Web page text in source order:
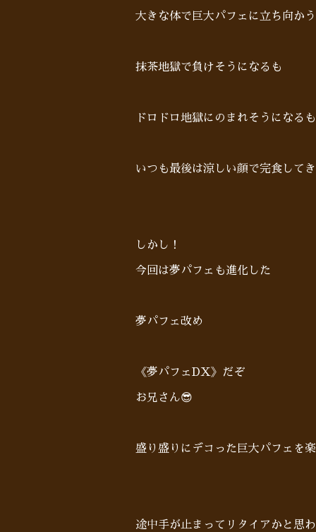
大きな体で巨大パフェに立ち向かう
抹茶地獄で負けそうになるも
ドロドロ地獄にのまれそうになるも
いつも最後は涼しい顔で完食して
しかし！
今回は夢パフェも進化した
夢パフェ改め
《夢パフェDX》だぞ
お兄さん😎
盛り盛りにデコった巨大パフェを
途中手が止まってリタイアかと思